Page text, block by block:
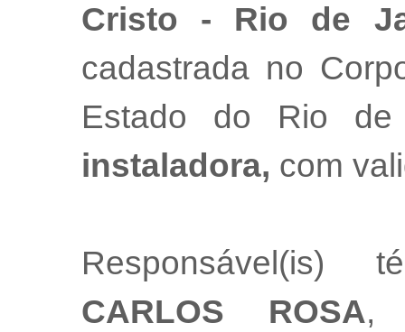
Cristo - Rio de
cadastrada no
Estado do Rio
instaladora, com
Responsável(is)
CARLOS ROSA,